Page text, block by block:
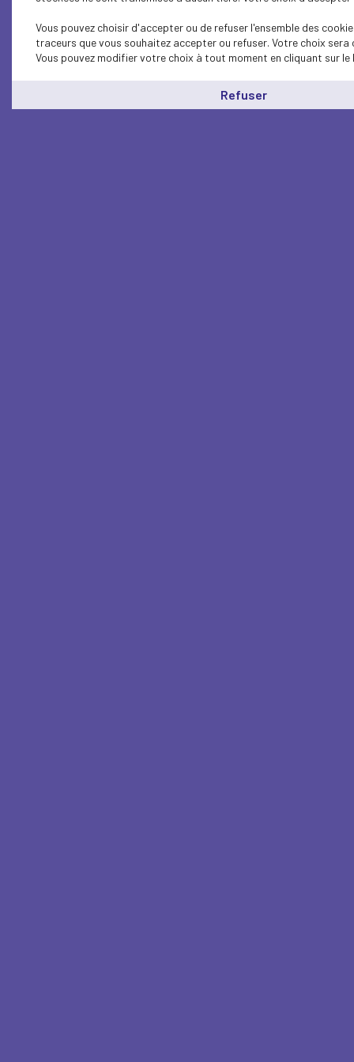
Vous pouvez choisir d'accepter ou de refuser l'ensemble des
traceurs que vous souhaitez accepter ou refuser. Votre choix
Vous pouvez modifier votre choix à tout moment en cliquant sur le
Refuser